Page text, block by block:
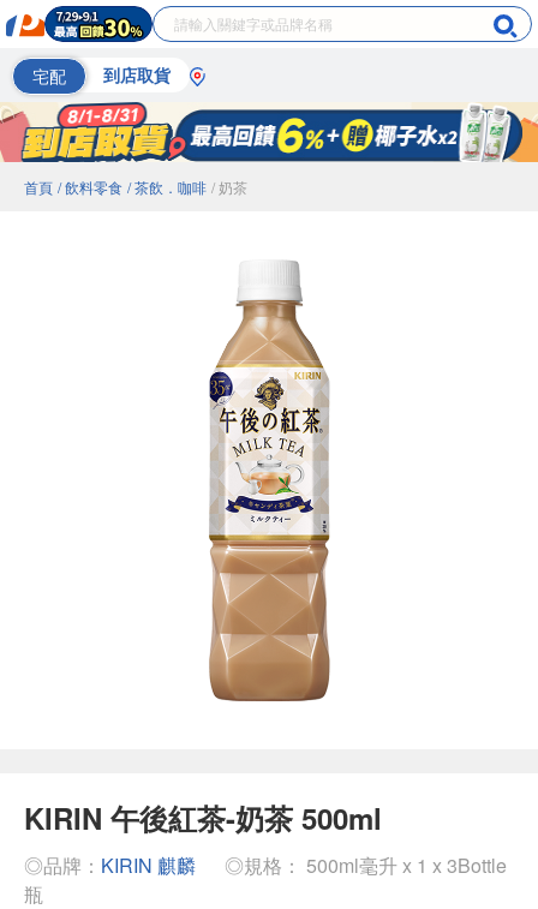
宅配 到店取貨
首頁 / 飲料零食 / 茶飲．咖啡 / 奶茶
KIRIN 午後紅茶-奶茶 500ml
◎品牌： KIRIN 麒麟
◎規格： 500ml毫升 x 1 x 3Bottle
瓶